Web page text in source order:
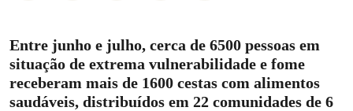
Entre junho e julho, cerca de 6500 pessoas em
situação de extrema vulnerabilidade e fome
receberam mais de 1600 cestas com alimentos
saudáveis, distribuídos em 22 comunidades de 6